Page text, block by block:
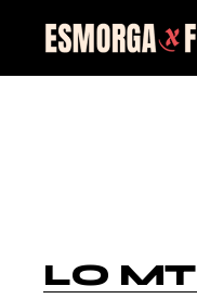
LO MT